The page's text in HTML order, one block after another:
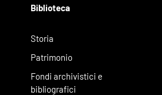
Biblioteca
Storia
Patrimonio
Fondi archivistici e
bibliografici